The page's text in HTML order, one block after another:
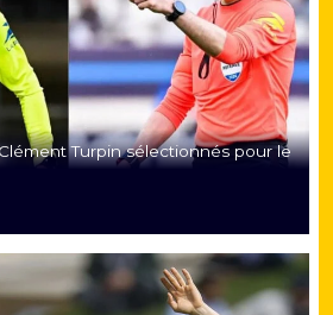
Turpin sélectionnés pour le